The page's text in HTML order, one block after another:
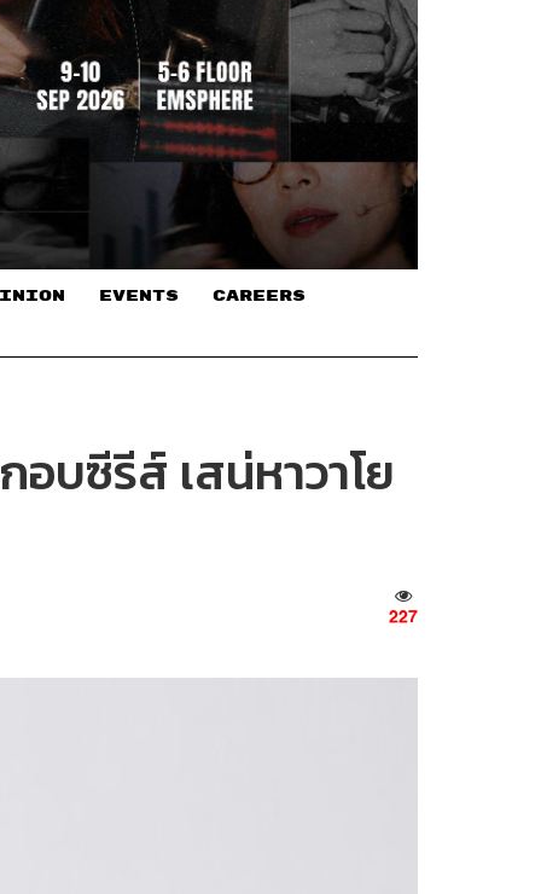
EVENTS CAREERS
อบซีรีส์ เสน่หาวาโย
227